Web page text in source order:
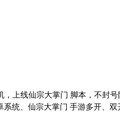
，上线仙宗大掌门 脚本，不封
统、仙宗大掌门 手游多开、